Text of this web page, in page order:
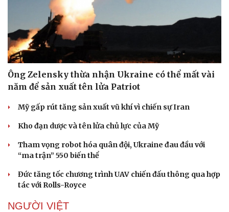
Doanh nghiệp 24h
Doanh nhân
Vì cộng đồng
Ông Zelensky thừa nhận Ukraine có thể mất vài
năm để sản xuất tên lửa Patriot
Mỹ gấp rút tăng sản xuất vũ khí vì chiến sự Iran
Kho đạn dược và tên lửa chủ lực của Mỹ
Tham vọng robot hóa quân đội, Ukraine đau đầu với
“ma trận” 550 biến thể
Đức tăng tốc chương trình UAV chiến đấu thông qua hợp
tác với Rolls-Royce
NGƯỜI VIỆT